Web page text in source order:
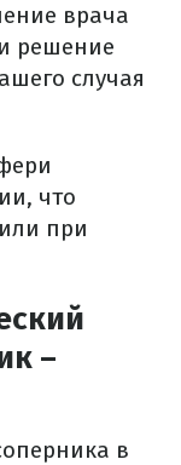
врача
решение
случая
что
при
–
в